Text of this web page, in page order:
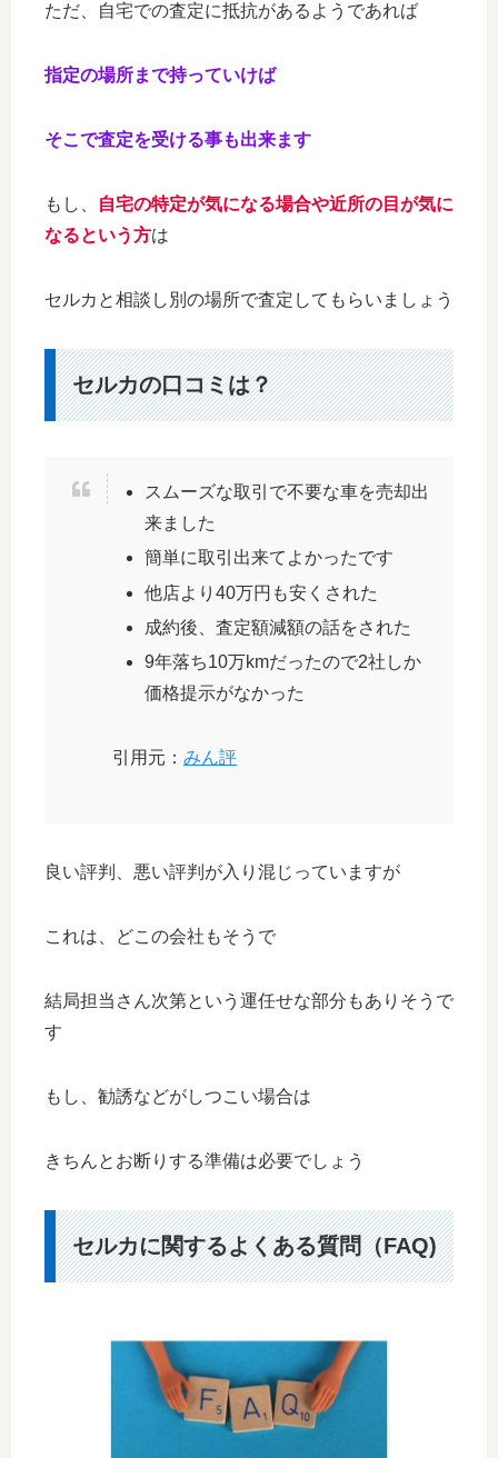
ただ、自宅での査定に抵抗があるようであれば
指定の場所まで持っていけば
そこで査定を受ける事も出来ます
もし、
自宅の特定が気になる場合や近所の目が気に
なるという方は
セルカと相談し別の場所で査定してもらいましょう
セルカの口コミは？
スムーズな取引で不要な車を売却出
来ました
簡単に取引出来てよかったです
他店より40万円も安くされた
成約後、査定額減額の話をされた
9年落ち10万kmだったので2社しか
価格提示がなかった
引用元： みん評
良い評判、悪い評判が入り混じっていますが
これは、どこの会社もそうで
結局担当さん次第という運任せな部分もありそうで
す
もし、勧誘などがしつこい場合は
きちんとお断りする準備は必要でしょう
セルカに関するよくある質問（FAQ)